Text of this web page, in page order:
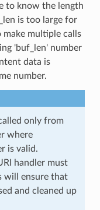
to know the length
is too large for
multiple calls
'buf_len' number
data is
number.
only from
where
is valid.
handler must
will ensure that
and cleaned up